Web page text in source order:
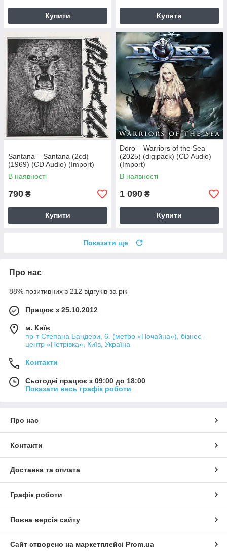
Купити Купити
Santana – Santana (2cd)
(1969) (CD Audio) (Import)
В наявності
790 ₴
Купити
Doro – Warriors of the Sea
(2025) (digipack) (CD Audio)
(Import)
В наявності
1 090 ₴
Купити
Показати ще
Про нас
88% позитивних з 212 відгуків за рік
Працює з 25.10.2012
м. Київ
пр-т Степана Бандери, 6. (метро «Почайна»), бізнес-
центр «Петрівка», Київ, Україна
Контакти
Сьогодні працює з 09:00 до 18:00
Показати весь графік роботи
Про нас
Контакти
Доставка та оплата
Графік роботи
Повна версія сайту
Сайт створено на маркетплейсі Prom.ua